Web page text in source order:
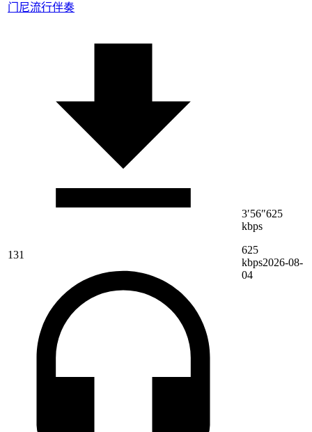
门尼流行伴奏
131
3′56″625
kbps
625
kbps2026-08-
04